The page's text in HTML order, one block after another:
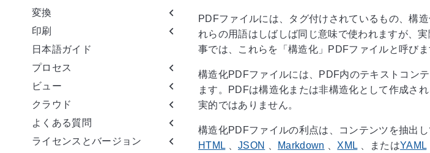
変換
印刷
日本語ガイド
プロセス
ビュー
クラウド
よくある質問
ライセンスとバージョン
PDFファイルには、タグ付けされているもの、構
れらの用語はしばしば同じ意味で使われますが、
事では、これらを「構造化」PDFファイルと呼びま
構造化PDFファイルには、PDF内のテキストコン
ます。PDFは構造化または非構造化として作成さ
実的ではありません。
構造化PDFファイルの利点は、コンテンツを抽出
HTML
JSON Markdown XML 、またはYAML